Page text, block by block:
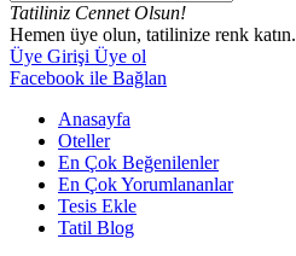
Tatiliniz Cennet Olsun!
Hemen üye olun, tatilinize renk katın.
Üye Girişi Üye ol
Facebook ile Bağlan
Anasayfa
Oteller
En Çok Beğenilenler
En Çok Yorumlananlar
Tesis Ekle
Tatil Blog